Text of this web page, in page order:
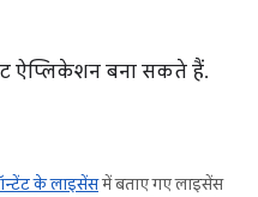
ऐप्लिकेशन बना सकते हैं.
के लाइसेंसमें बताए गए लाइसेंस